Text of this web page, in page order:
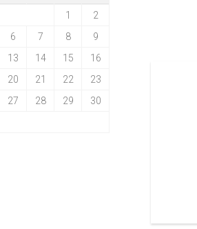
1
2
6 7 8
9
13 14 15
16
20 21 22
23
27 28 29
30